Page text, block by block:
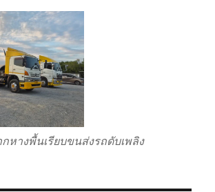
หางพื้นเรียบขนส่งรถดับเพลิง